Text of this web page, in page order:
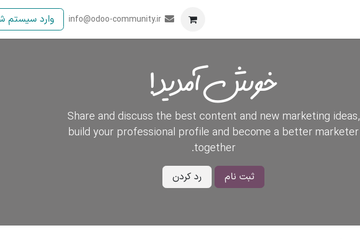
تماس با ما info@odoo-community.ir وارد سیستم
خوش آمدید!
Share and discuss the best content and new marketing ideas,
build your professional profile and become a better marketer
together.
ثبت نام رد کردن